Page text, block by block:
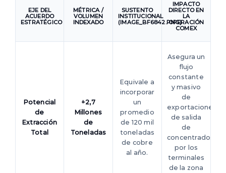
EJE DEL
ACUERDO
ESTRATÉGICO
MÉTRICA /
VOLUMEN
INDEXADO
SUSTENTO
INSTITUCIONAL
(IMAGE_BF6842.PNG)
IMPACTO
DIRECTO EN
LA
OPERACIÓN
COMEX
Potencial
de
Extracción
Total
+2,7
Millones
de
Toneladas
Equivale a
incorporar
un
promedio
de 120 mil
toneladas
de cobre
al año.
Asegura un
flujo
constante
y masivo
de
exportaciones
de salida
de
concentrados
por los
terminales
de la zona